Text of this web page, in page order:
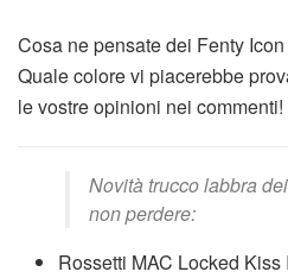
Cosa ne pensate dei Fenty
Quale colore vi piacerebbe
le vostre opinioni nei commenti!
Novità trucco labbra
non perdere:
Rossetti MAC Locked